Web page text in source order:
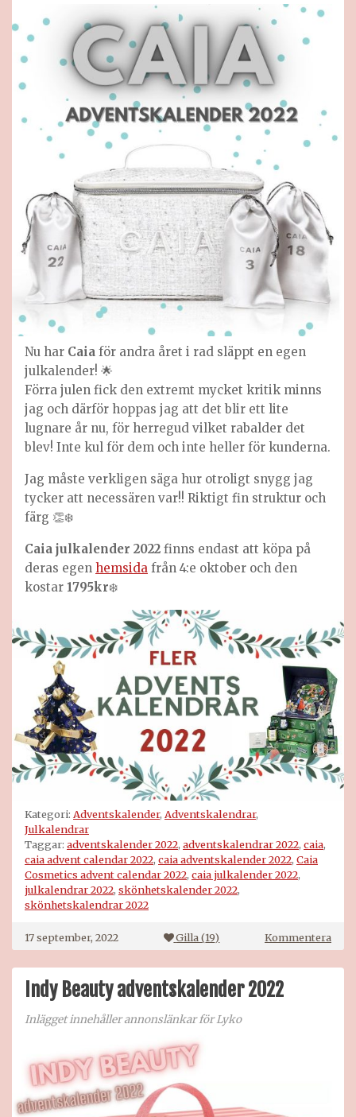
Nu har Caia för andra året i rad släppt en egen
julkalender! 🌟
Förra julen fick den extremt mycket kritik minns
jag och därför hoppas jag att det blir ett lite
lugnare år nu, för herregud vilket rabalder det
blev! Inte kul för dem och inte heller för kunderna.
Jag måste verkligen säga hur otroligt snygg jag
tycker att necessären var!! Riktigt fin struktur och
färg 👏❄️
Caia julkalender 2022 finns endast att köpa på
deras egen hemsida från 4:e oktober och den
kostar 1795kr❄️
Kategori: Adventskalender, Adventskalendrar,
Julkalendrar
Taggar: adventskalender 2022, adventskalendrar 2022, caia,
caia advent calendar 2022, caia adventskalender 2022, Caia
Cosmetics advent calendar 2022, caia julkalender 2022,
julkalendrar 2022, skönhetskalender 2022,
skönhetskalendrar 2022
17 september, 2022 Gilla (19) Kommenterapå
Caia
Indy Beauty adventskalender 2022
Inlägget innehåller annonslänkar för Lyko